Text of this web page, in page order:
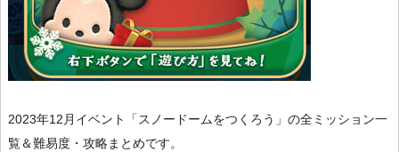
2023年12月イベント「スノードームをつくろう」の全ミッション一
覧＆難易度・攻略まとめです。